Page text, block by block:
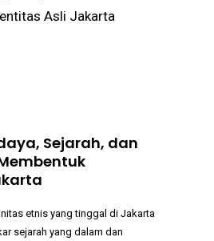
Sejarah, dan
etnis yang tinggal di Jakarta
sejarah yang dalam dan